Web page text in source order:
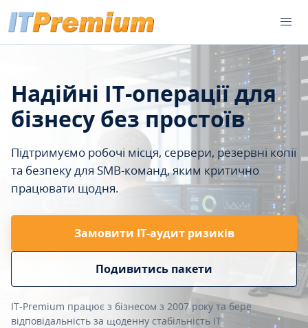
Надійні IT-операції для
бізнесу без простоїв
Підтримуємо робочі місця, сервери, резервні копії
та безпеку для SMB-команд, яким критично
працювати щодня.
Замовити ІТ-аудит ризиків
Подивитись пакети
IT-Premium працює з бізнесом з 2007 року та бере
відповідальність за щоденну стабільність IT.